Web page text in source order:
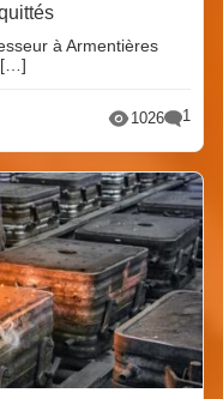
à Armentières
[…]
1026 1